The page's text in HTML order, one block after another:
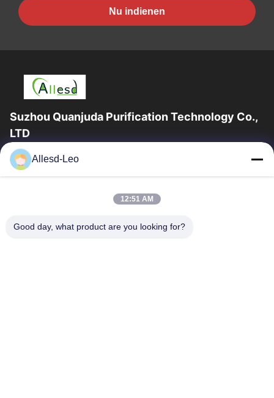
Nu indienen
Suzhou Quanjuda Purification Technology Co.,
LTD
16years ervaring, als belangrijke fabrikant en exporteur van
ESD & Cleanroom producten, bieden wij een volledige lijn van
Huis
Producten
Allesd-Leo
12:51 AM
Good day, what product are you looking for?